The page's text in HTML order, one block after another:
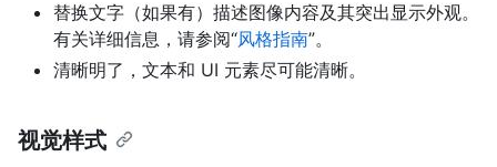
替换文字（如果有）描述图像内容及其突出显示外观。
有关详细信息，请参阅“风格指南”。
清晰明了，文本和 UI 元素尽可能清晰。
视觉样式